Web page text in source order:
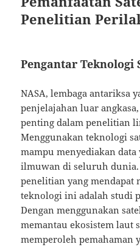
Penelitian
Pengantar Teknologi
NASA, lembaga antariksa
penjelajahan luar
penting dalam penelitian
Menggunakan teknologi
mampu menyediakan data
ilmuwan di seluruh dunia.
penelitian yang mendapat
teknologi ini adalah studi
Dengan menggunakan
memantau ekosistem laut
memperoleh pemahaman